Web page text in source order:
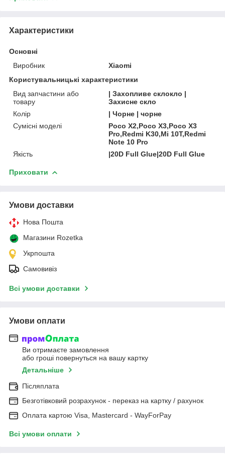
Характеристики
Основні
Виробник
Xiaomi
Користувальницькі характеристики
Вид запчастини або
товару
| Захопливе склокло |
Захисне скло
Колір
| Чорне | чорне
Сумісні моделі
Poco X2,Poco X3,Poco X3
Pro,Redmi K30,Mi 10T,Redmi
Note 10 Pro
Якість
|20D Full Glue|20D Full Glue
Приховати
Умови доставки
Нова Пошта
Магазини Rozetka
Укрпошта
Самовивіз
Всі умови доставки
Умови оплати
Ви отримаєте замовлення
або гроші повернуться на вашу картку
Детальніше
Післяплата
Безготівковий розрахунок - переказ на картку / рахунок
Оплата картою Visa, Mastercard - WayForPay
Всі умови оплати